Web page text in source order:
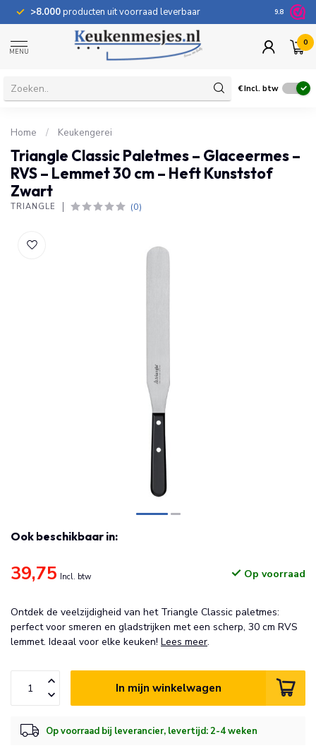
>8.000producten uit voorraad leverbaar 100
9.8
MENU
0
€Incl. btw
Home / Keukengerei
Triangle Classic Paletmes – Glaceermes –
RVS – Lemmet 30 cm – Heft Kunststof
Zwart
TRIANGLE (0)
Ook beschikbaar in:
39,75 Incl. btw Op voorraad
Ontdek de veelzijdigheid van het Triangle Classic paletmes:
perfect voor smeren en gladstrijken met een scherp, 30 cm RVS
lemmet. Ideaal voor elke keuken! Lees meer.
In mijn winkelwagen
Op voorraad bij leverancier, levertijd: 2-4 weken